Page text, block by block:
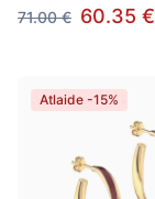
71.00 € 60.35 €
Atlaide -15%